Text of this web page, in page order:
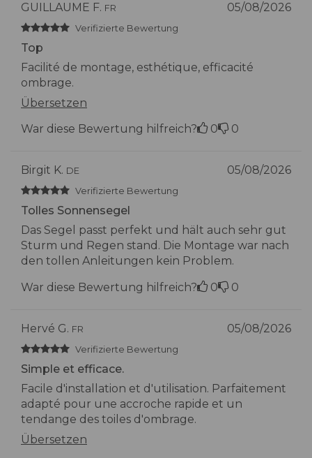
GUILLAUME F. FR 05/08/2026
Verifizierte Bewertung
Top
Facilité de montage, esthétique, efficacité
ombrage.
Übersetzen
War diese Bewertung hilfreich?
0 0
Birgit K. DE 05/08/2026
Verifizierte Bewertung
Tolles Sonnensegel
Das Segel passt perfekt und hält auch sehr gut
Sturm und Regen stand. Die Montage war nach
den tollen Anleitungen kein Problem.
War diese Bewertung hilfreich?
0 0
Hervé G. FR 05/08/2026
Verifizierte Bewertung
Simple et efficace.
Facile d'installation et d'utilisation. Parfaitement
adapté pour une accroche rapide et un
tendange des toiles d'ombrage.
Übersetzen